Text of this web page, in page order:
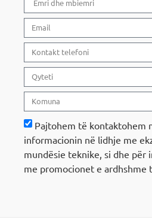
Pajtohem të kontaktohem
informacionin në lidhje me
mundësie teknike, si dhe për
me promocionet e ardhshme